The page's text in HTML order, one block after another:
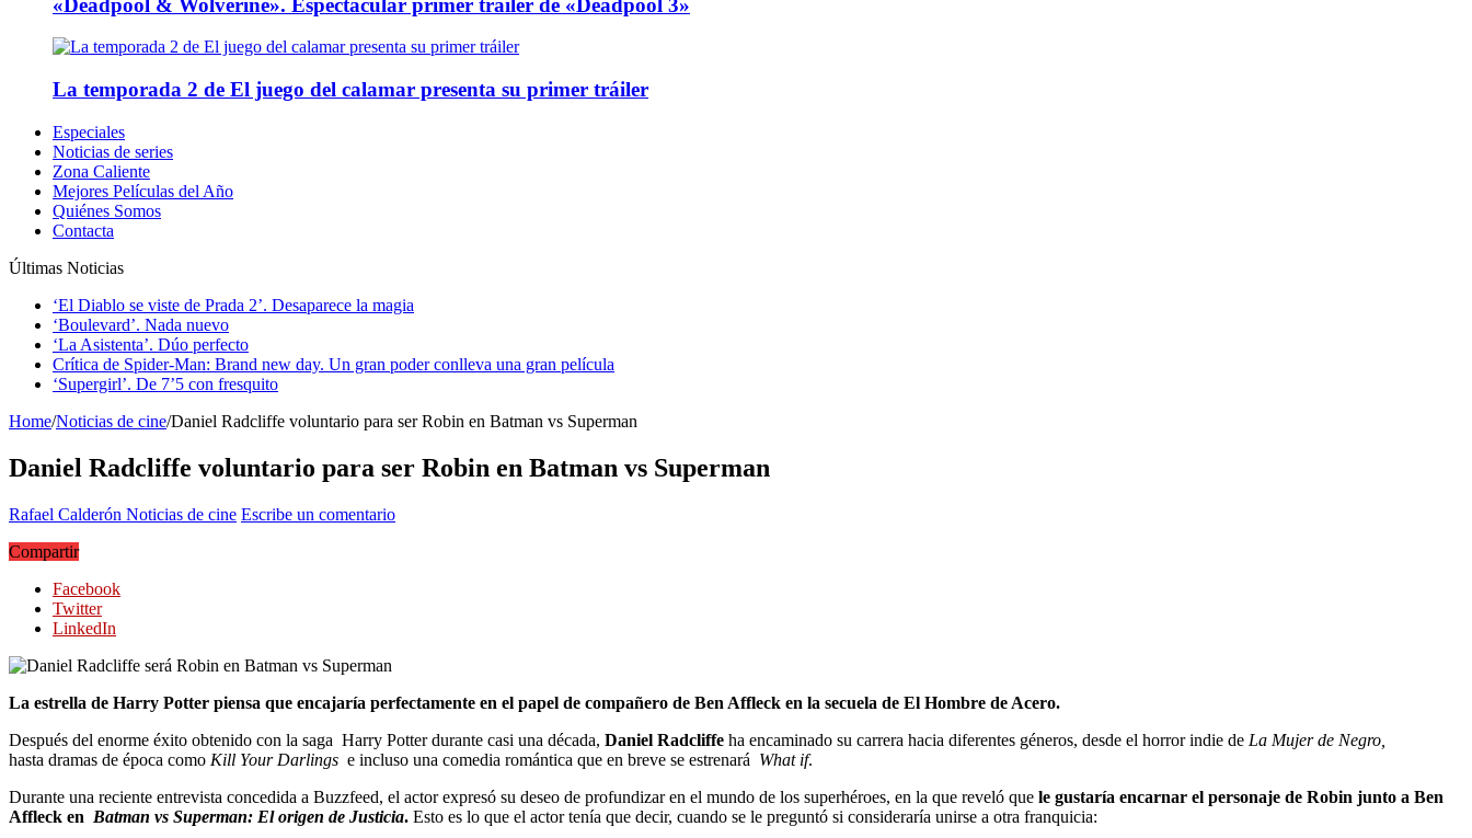
La temporada 2 de El juego del calamar presenta su primer tráiler
Especiales
Noticias de series
Zona Caliente
Mejores Películas del Año
Quiénes Somos
Contacta
Últimas Noticias
‘El Diablo se viste de Prada 2’. Desaparece la magia
‘Boulevard’. Nada nuevo
‘La Asistenta’. Dúo perfecto
Crítica de Spider-Man: Brand new day. Un gran poder conlleva una gran película
‘Supergirl’. De 7’5 con fresquito
Home/Noticias de cine/Daniel Radcliffe voluntario para ser Robin en Batman vs Superman
Daniel Radcliffe voluntario para ser Robin en Batman vs Superman
Rafael Calderón Noticias de cine Escribe un comentario
Compartir
Facebook
Twitter
LinkedIn
La estrella de Harry Potter piensa que encajaría perfectamente en el papel de compañero de Ben Affleck en la secuela de El Hombre de Acero.
Después del enorme éxito obtenido con la saga Harry Potterdurante casi una década, Daniel Radcliffe ha encaminado su carrera hacia diferentes géneros, desde el horror indie de La Mujer de Negro,
hasta dramas de época como Kill Your Darlings e incluso una comedia romántica que en breve se estrenará What if.
Durante una reciente entrevista concedida a Buzzfeed, el actor expresó su deseo de profundizar en el mundo de los superhéroes, en la que reveló que le gustaría encarnar el personaje de Robin junto a Ben
Affleck en Batman vs Superman: El origen de Justicia. Esto es lo que el actor tenía que decir, cuando se le preguntó si consideraría unirse a otra franquicia: